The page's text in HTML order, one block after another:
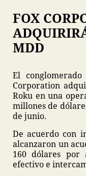
FOX
MDD
El
Corporation
Roku en una
millones de
de junio.
De acuerdo con
alcanzaron un
160 dólares por
efectivo e